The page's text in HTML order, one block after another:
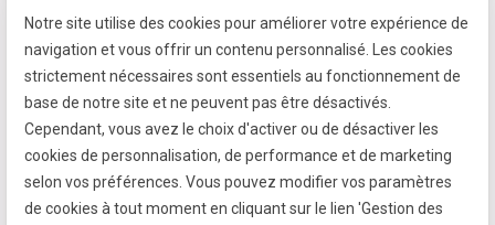
Siret :39799787500026
7 passage fleuri
- 59380 SOCX
Mentions légales
Notre site utilise des cookies pour améliorer votre expérience de
navigation et vous offrir un contenu personnalisé. Les cookies
strictement nécessaires sont essentiels au fonctionnement de
base de notre site et ne peuvent pas être désactivés.
Cependant, vous avez le choix d'activer ou de désactiver les
cookies de personnalisation, de performance et de marketing
selon vos préférences. Vous pouvez modifier vos paramètres
de cookies à tout moment en cliquant sur le lien 'Gestion des